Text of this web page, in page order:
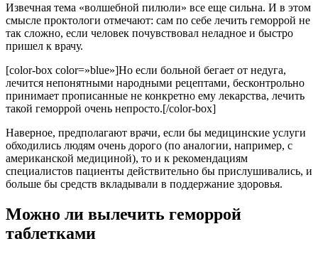
Извечная тема «волшебной пилюли» все еще сильна. И в этом
смысле проктологи отмечают: сам по себе лечить геморрой не
так сложно, если человек почувствовал неладное и быстро
пришел к врачу.
[color-box color=»blue»]Но если больной бегает от недуга,
лечится непонятными народными рецептами, бесконтрольно
принимает прописанные не конкретно ему лекарства, лечить
такой геморрой очень непросто.[/color-box]
Наверное, предполагают врачи, если бы медицинские услуги
обходились людям очень дорого (по аналогии, например, с
американской медициной), то и к рекомендациям
специалистов пациенты действительно бы прислушивались, и
больше бы средств вкладывали в поддержание здоровья.
Можно ли вылечить геморрой
таблетками